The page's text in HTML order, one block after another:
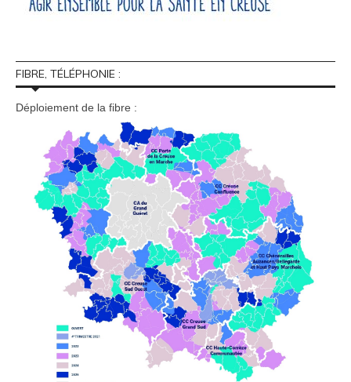
FIBRE, TÉLÉPHONIE :
Déploiement de la fibre :